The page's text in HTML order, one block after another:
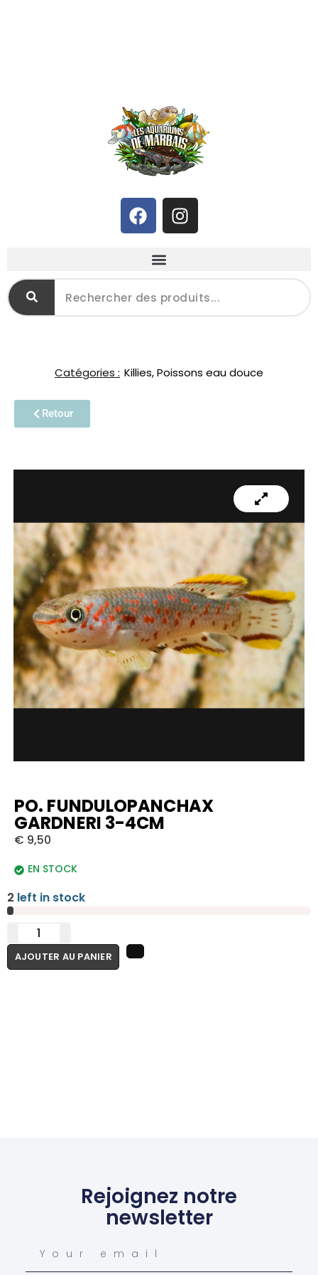
Catégories : Killies,Poissons eau douce
Retour
PO. FUNDULOPANCHAX
GARDNERI 3-4CM
€ 9,50
EN STOCK
2 left in stock
AJOUTER AU PANIER
Rejoignez notre
newsletter